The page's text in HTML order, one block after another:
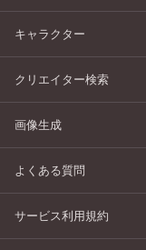
キャラクター
クリエイター検索
画像生成
よくある質問
サービス利用規約